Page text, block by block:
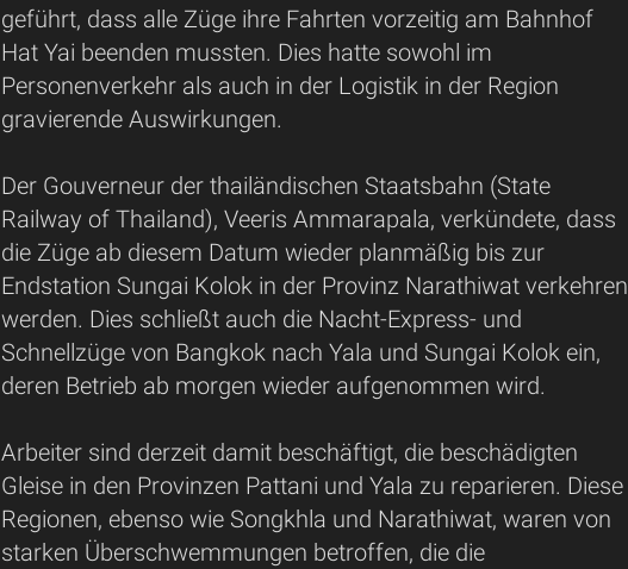
geführt, dass alle Züge ihre Fahrten vorzeitig am Bahnhof
Hat Yai beenden mussten. Dies hatte sowohl im
Personenverkehr als auch in der Logistik in der Region
gravierende Auswirkungen.
Der Gouverneur der thailändischen Staatsbahn (State
Railway of Thailand), Veeris Ammarapala, verkündete, dass
die Züge ab diesem Datum wieder planmäßig bis zur
Endstation Sungai Kolok in der Provinz Narathiwat verkehren
werden. Dies schließt auch die Nacht-Express- und
Schnellzüge von Bangkok nach Yala und Sungai Kolok ein,
deren Betrieb ab morgen wieder aufgenommen wird.
Arbeiter sind derzeit damit beschäftigt, die beschädigten
Gleise in den Provinzen Pattani und Yala zu reparieren. Diese
Regionen, ebenso wie Songkhla und Narathiwat, waren von
starken Überschwemmungen betroffen, die die